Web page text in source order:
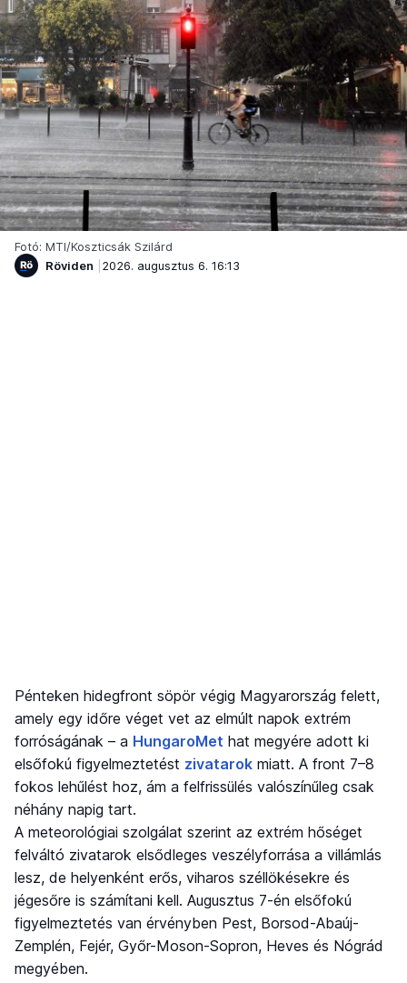
Fotó: MTI/Koszticsák Szilárd
Röviden
2026. augusztus 6. 16:13
Pénteken hidegfront söpör végig Magyarország felett,
amely egy időre véget vet az elmúlt napok extrém
forróságának – a HungaroMet hat megyére adott ki
elsőfokú figyelmeztetést zivatarok miatt. A front 7–8
fokos lehűlést hoz, ám a felfrissülés valószínűleg csak
néhány napig tart.
A meteorológiai szolgálat szerint az extrém hőséget
felváltó zivatarok elsődleges veszélyforrása a villámlás
lesz, de helyenként erős, viharos széllökésekre és
jégesőre is számítani kell. Augusztus 7-én elsőfokú
figyelmeztetés van érvényben Pest, Borsod-Abaúj-
Zemplén, Fejér, Győr-Moson-Sopron, Heves és Nógrád
megyében.